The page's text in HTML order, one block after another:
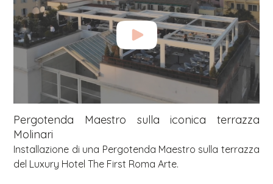
Pergotenda Maestro sulla iconica terrazza
Molinari
Installazione di una Pergotenda Maestro sulla terrazza
del Luxury Hotel The First Roma Arte.